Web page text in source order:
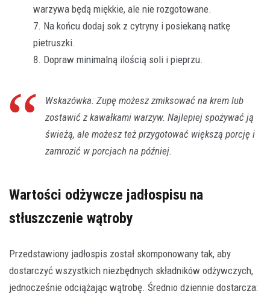
warzywa będą miękkie, ale nie rozgotowane.
Na końcu dodaj sok z cytryny i posiekaną natkę
pietruszki.
Dopraw minimalną ilością soli i pieprzu.
Wskazówka: Zupę możesz zmiksować na krem lub
zostawić z kawałkami warzyw. Najlepiej spożywać ją
świeżą, ale możesz też przygotować większą porcję i
zamrozić w porcjach na później.
Wartości odżywcze jadłospisu na
stłuszczenie wątroby
Przedstawiony jadłospis został skomponowany tak, aby
dostarczyć wszystkich niezbędnych składników odżywczych,
jednocześnie odciążając wątrobę. Średnio dziennie dostarcza: